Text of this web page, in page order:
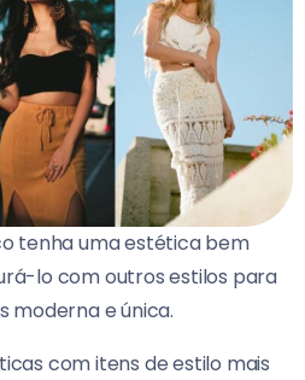
tenha uma estética bem
lo com outros estilos para
moderna e única.
com itens de estilo mais